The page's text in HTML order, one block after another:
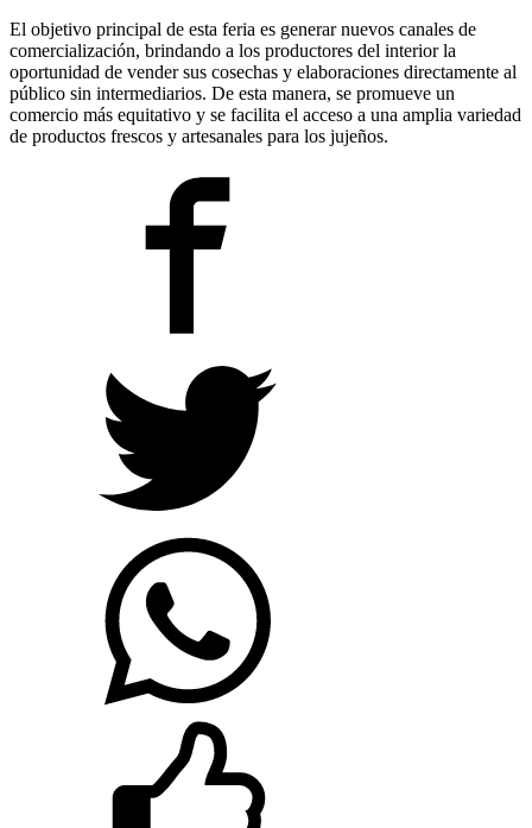
El objetivo principal de esta feria es generar nuevos canales de
comercialización, brindando a los productores del interior la
oportunidad de vender sus cosechas y elaboraciones directamente al
público sin intermediarios. De esta manera, se promueve un
comercio más equitativo y se facilita el acceso a una amplia variedad
de productos frescos y artesanales para los jujeños.